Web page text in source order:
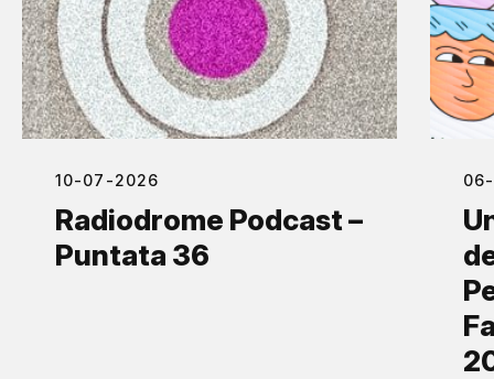
10-07-2026
Radiodrome Podcast –
Puntata 36